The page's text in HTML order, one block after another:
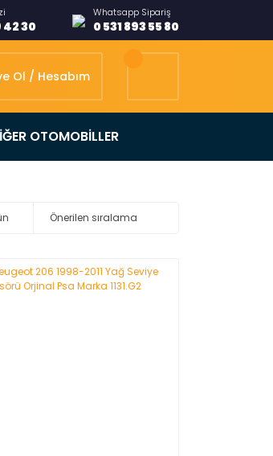
42 30
Whatsapp Sipariş
0 531 893 55 80
Ol / Hesabım
OTOMOBİLLER